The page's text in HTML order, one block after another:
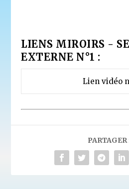
LIENS MIROIRS -
EXTERNE N°1 :
Lien vidéo
PARTAGER